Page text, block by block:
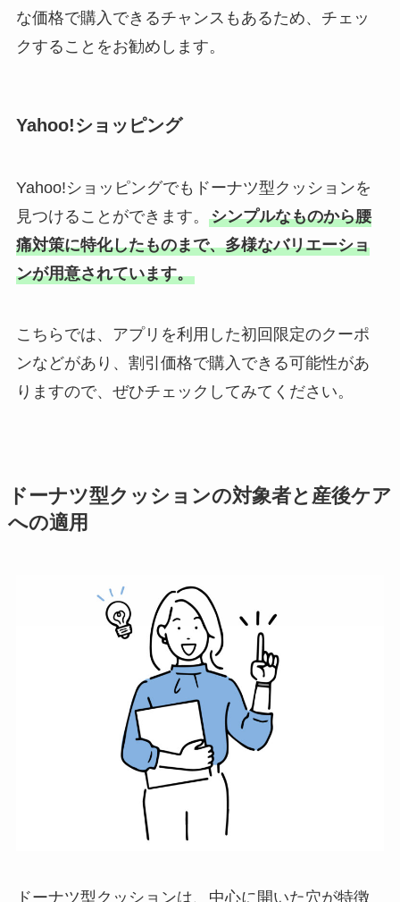
な価格で購入できるチャンスもあるため、チェッ
クすることをお勧めします。
Yahoo!ショッピング
Yahoo!ショッピングでもドーナツ型クッションを
見つけることができます。 シンプルなものから腰
痛対策に特化したものまで、多様なバリエーショ
ンが用意されています。
こちらでは、アプリを利用した初回限定のクーポ
ンなどがあり、割引価格で購入できる可能性があ
りますので、ぜひチェックしてみてください。
ドーナツ型クッションの対象者と産後ケア
への適用
ドーナツ型クッションは、中心に開いた穴が特徴